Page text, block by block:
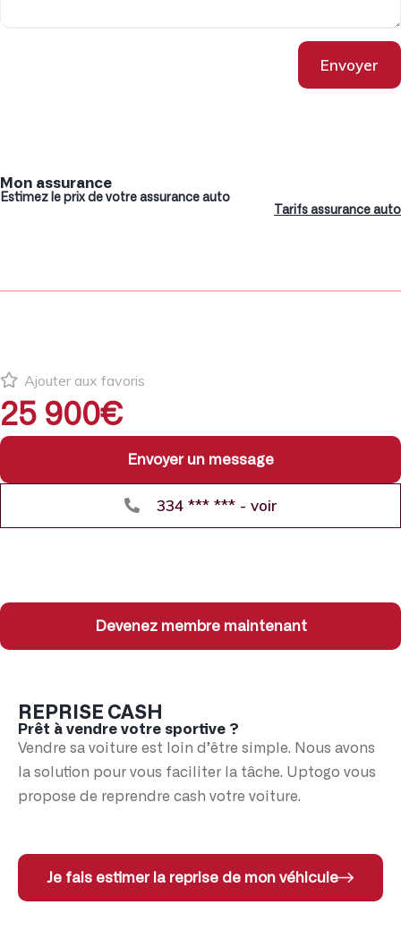
Envoyer
Mon assurance
Estimez le prix de votre assurance auto
Tarifs assurance auto
Ajouter aux favoris
25 900€
Envoyer un message
334 *** *** - voir
Devenez membre maintenant
REPRISE CASH
Prêt à vendre votre sportive ?
Vendre sa voiture est loin d’être simple. Nous avons
la solution pour vous faciliter la tâche. Uptogo vous
propose de reprendre cash votre voiture.
Je fais estimer la reprise de mon véhicule